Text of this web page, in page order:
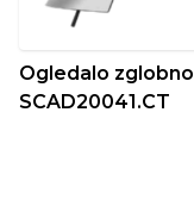
Ogledalo zglobno
SCAD20041.CT